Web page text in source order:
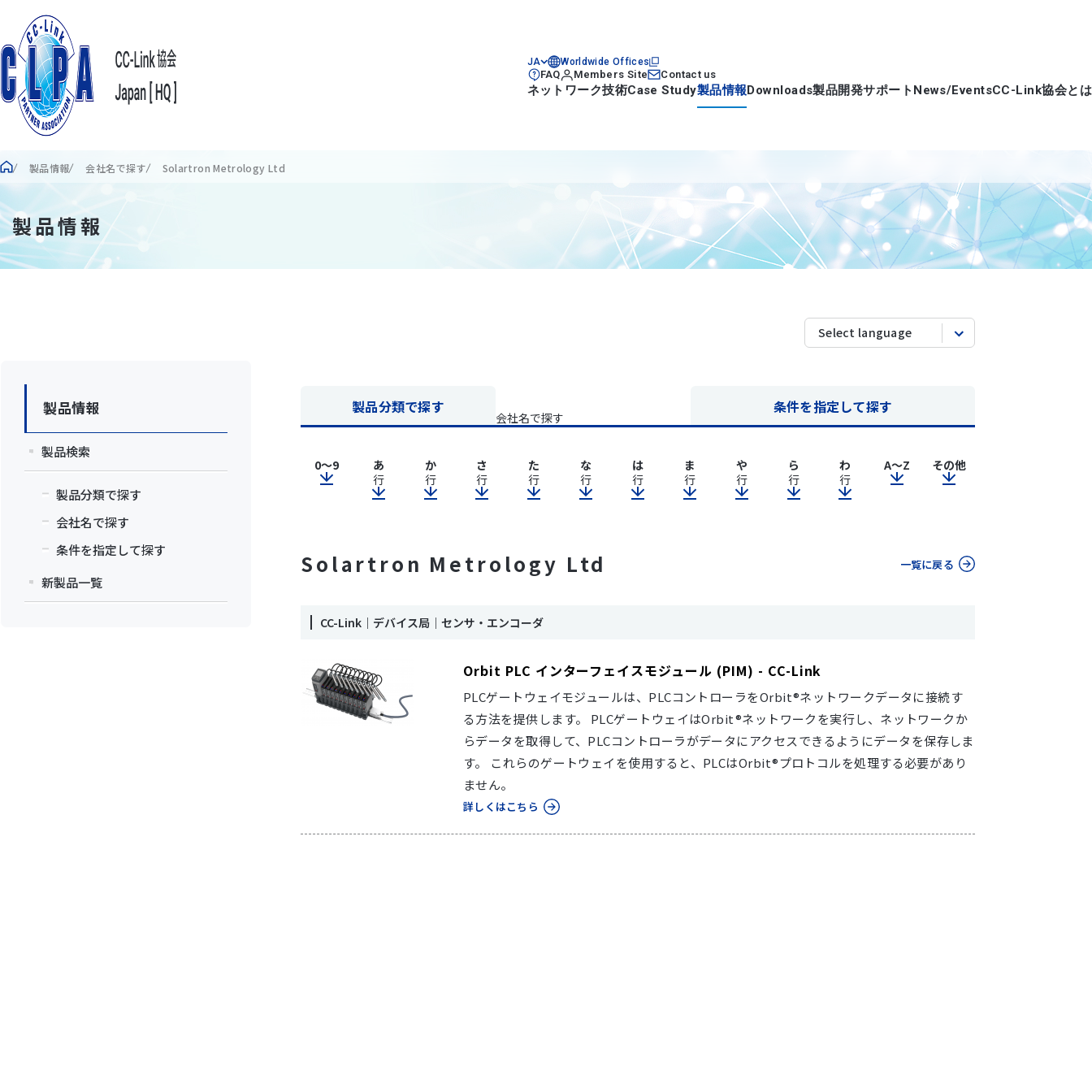
JA Worldwide Offices
FAQ Members Site Contact us
ネットワーク技術Case Study製品情報Downloads製品開発サポート News/EventsCC-Link協会とは
製品情報 会社名で探す Solartron Metrology Ltd
製品情報
製品情報
製品検索
製品分類で探す
会社名で探す
条件を指定して探す
新製品一覧
製品分類で探す
会社名で探す
条件を指定して探す
0～9
あ
行
か
行
さ
行
た
行
な
行
は
行
ま
行
や
行
ら
行
わ
行
A～Z その他
Solartron Metrology Ltd 一覧に戻る
CC-Link｜デバイス局｜センサ・エンコーダ
Orbit PLC インターフェイスモジュール (PIM) - CC-Link
PLCゲートウェイモジュールは、PLCコントローラをOrbit®ネットワークデータに接続す
る方法を提供します。 PLCゲートウェイはOrbit®ネットワークを実行し、ネットワークか
らデータを取得して、PLCコントローラがデータにアクセスできるようにデータを保存しま
す。 これらのゲートウェイを使用すると、PLCはOrbit®プロトコルを処理する必要があり
ません。
詳しくはこちら